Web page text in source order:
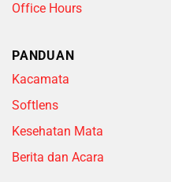
Office Hours
PANDUAN
Kacamata
Softlens
Kesehatan Mata
Berita dan Acara